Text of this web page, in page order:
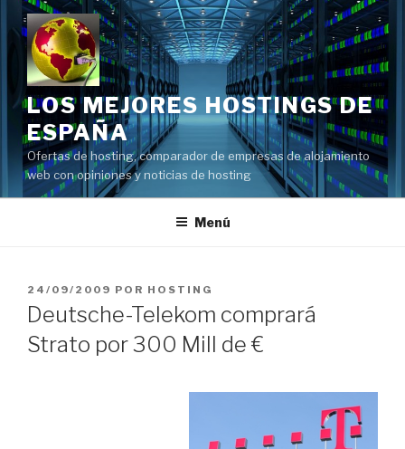
Saltar
contenido
LOS MEJORES HOSTINGS DE
ESPAÑA
Ofertas de hosting, comparador de empresas de alojamiento
web con opiniones y noticias de hosting
Menú
PUBLICADO
EL
24/09/2009 POR HOSTING
Deutsche-Telekom comprará
Strato por 300 Mill de €